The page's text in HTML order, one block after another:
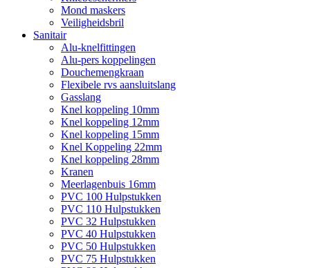
Mond maskers
Veiligheidsbril
Sanitair
Alu-knelfittingen
Alu-pers koppelingen
Douchemengkraan
Flexibele rvs aansluitslang
Gasslang
Knel koppeling 10mm
Knel koppeling 12mm
Knel koppeling 15mm
Knel Koppeling 22mm
Knel koppeling 28mm
Kranen
Meerlagenbuis 16mm
PVC 100 Hulpstukken
PVC 110 Hulpstukken
PVC 32 Hulpstukken
PVC 40 Hulpstukken
PVC 50 Hulpstukken
PVC 75 Hulpstukken